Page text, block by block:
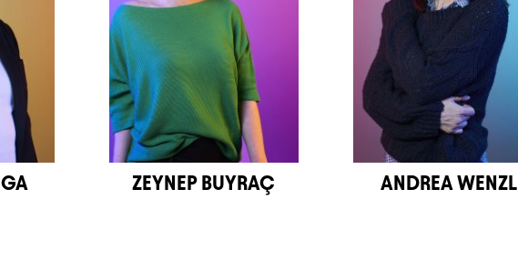
ZEYNEP BUYRAÇ ANDREA WENZL